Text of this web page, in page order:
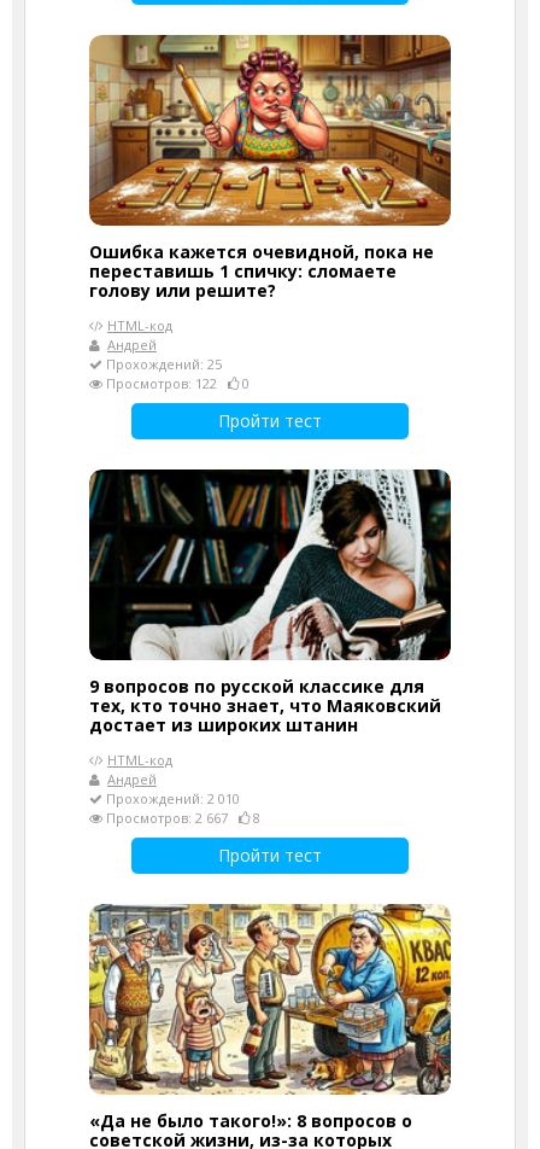
Ошибка кажется очевидной, пока не
переставишь 1 спичку: сломаете
голову или решите?
HTML-код
Андрей
Прохождений: 25
Просмотров: 122
0
Пройти тест
9 вопросов по русской классике для
тех, кто точно знает, что Маяковский
достает из широких штанин
HTML-код
Андрей
Прохождений: 2 010
Просмотров: 2 667
8
Пройти тест
«Да не было такого!»: 8 вопросов о
советской жизни, из-за которых